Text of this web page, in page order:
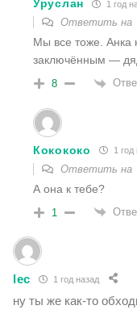
Уруслан 1 год
Ответить на
Мы все тоже. Анка
заключённым —
8
Кокококо 1 год
Ответить на
А она к тебе?
1
lec 1 год назад
ну ты же как-то